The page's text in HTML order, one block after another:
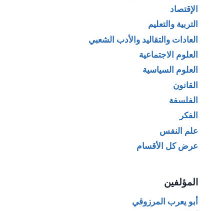
الإقتصاد
التربية والتعليم
العادات والتقاليد والأدب الشعبي
العلوم الاجتماعية
العلوم السياسية
القانون
الفلسفة
الفكر
علم النفس
عرض كل الأقسام
المؤلفين
أبو يعرب المرزوقي